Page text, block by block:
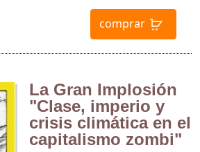
comprar
La Gran Implosión
"Clase, imperio y
crisis climática en el
capitalismo zombi"